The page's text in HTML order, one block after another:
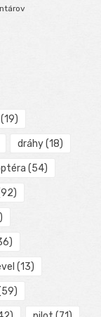
dráhy(18)
(54)
(13)